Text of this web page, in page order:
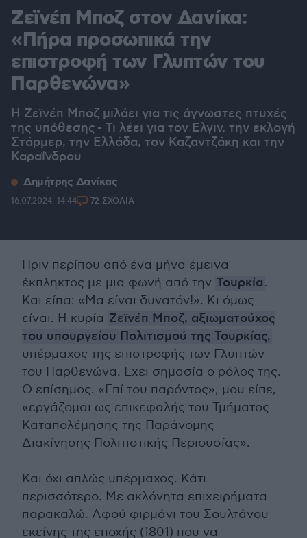
Ζεϊνέπ Μποζ στον Δανίκα:
«Πήρα προσωπικά την
επιστροφή των Γλυπτών του
Παρθενώνα»
Η Ζεϊνέπ Μποζ μιλάει για τις άγνωστες πτυχές
της υπόθεσης - Τι λέει για τον Ελγιν, την εκλογή
Στάρμερ, την Ελλάδα, τον Καζαντζάκη και την
Καραΐνδρου
Δημήτρης Δανίκας
16.07.2024, 14:44 72 ΣΧΟΛΙΑ
Πριν περίπου από ένα μήνα έμεινα
έκπληκτος με μια φωνή από την Τουρκία.
Και είπα: «Μα είναι δυνατόν!». Κι όμως
είναι. Η κυρία Ζεϊνέπ Μποζ, αξιωματούχος
του υπουργείου Πολιτισμού της Τουρκίας,
υπέρμαχος της επιστροφής των Γλυπτών
του Παρθενώνα. Εχει σημασία ο ρόλος της.
Ο επίσημος. «Επί του παρόντος», μου είπε,
«εργάζομαι ως επικεφαλής του Τμήματος
Καταπολέμησης της Παράνομης
Διακίνησης Πολιτιστικής Περιουσίας».
Και όχι απλώς υπέρμαχος. Κάτι
περισσότερο. Με ακλόνητα επιχειρήματα
παρακαλώ. Αφού φιρμάνι του Σουλτάνου
εκείνης της εποχής (1801) που να